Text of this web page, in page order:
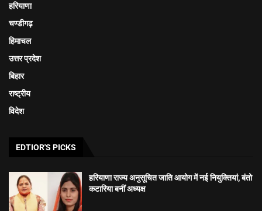
हरियाणा
चण्डीगढ़
हिमाचल
उत्तर प्रदेश
बिहार
राष्ट्रीय
विदेश
EDTIOR'S PICKS
हरियाणा राज्य अनुसूचित जाति आयोग में नई नियुक्तियां, बंतो
कटारिया बनीं अध्यक्ष